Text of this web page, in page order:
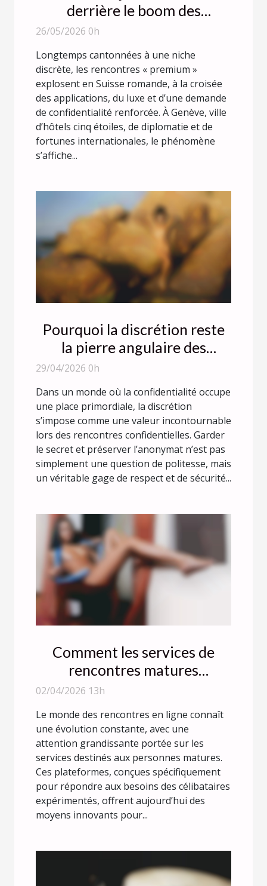
derrière le boom des
rencontres premium
26/05/2026 0h
Longtemps cantonnées à une niche
discrète, les rencontres « premium »
explosent en Suisse romande, à la croisée
des applications, du luxe et d’une demande
de confidentialité renforcée. À Genève, ville
d’hôtels cinq étoiles, de diplomatie et de
fortunes internationales, le phénomène
s’affiche...
Pourquoi la discrétion reste
la pierre angulaire des
rencontres confidentielles
29/04/2026 0h
Dans un monde où la confidentialité occupe
une place primordiale, la discrétion
s’impose comme une valeur incontournable
lors des rencontres confidentielles. Garder
le secret et préserver l’anonymat n’est pas
simplement une question de politesse, mais
un véritable gage de respect et de sécurité...
Comment les services de
rencontres matures
facilitent-ils les connexions
02/04/2026 13h
Le monde des rencontres en ligne connaît
une évolution constante, avec une
attention grandissante portée sur les
services destinés aux personnes matures.
Ces plateformes, conçues spécifiquement
pour répondre aux besoins des célibataires
expérimentés, offrent aujourd’hui des
moyens innovants pour...